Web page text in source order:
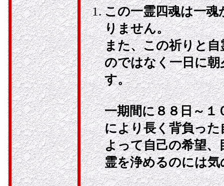
この一霊四魂は一
りません。
また、この祈りと
のではなく一日に
す。
一期間に８８日～１
により長く背負っ
よって自己の希望
霊を浄めるのには